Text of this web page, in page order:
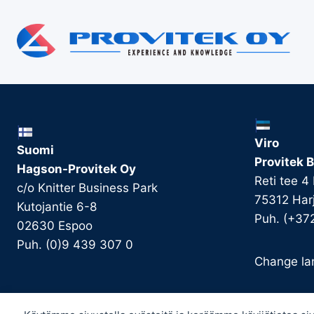
Suomi
Hagson-Provitek Oy
c/o Knitter Business Park
Kutojantie 6-8
02630 Espoo
Puh. (0)9 439 307 0
Viro
Provitek
Reti tee 4
75312
Puh.
Change